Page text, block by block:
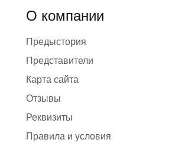
О компании
Предыстория
Представители
Карта сайта
Отзывы
Реквизиты
Правила и условия